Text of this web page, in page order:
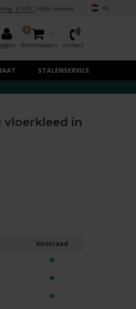
9,1/10 14655 reviews NL
0
Winkelwagen contact
STALENSERVICE
vloerkleed in
Voorraad